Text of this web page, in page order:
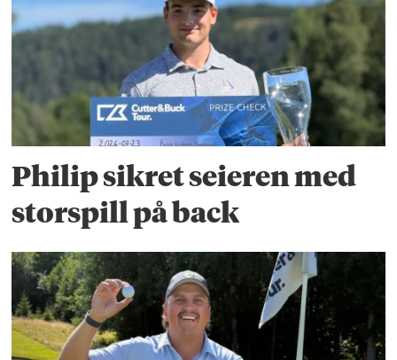
Philip sikret seieren med
storspill på back